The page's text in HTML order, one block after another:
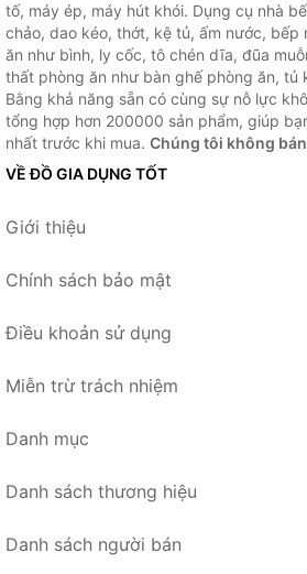
tố, máy ép, máy hút khói. Dụng cụ nhà
chảo, dao kéo, thớt, kệ tủ, ấm nước, bếp
ăn như bình, ly cốc, tô chén dĩa, đũa
thất phòng ăn như bàn ghế phòng ăn, tủ
Bằng khả năng sẵn có cùng sự nỗ lực
tổng hợp hơn 200000 sản phẩm, giúp
nhất trước khi mua. Chúng tôi không
VỀ ĐỒ GIA DỤNG TỐT
Giới thiệu
Chính sách bảo mật
Điều khoản sử dụng
Miễn trừ trách nhiệm
Danh mục
Danh sách thương hiệu
Danh sách người bán